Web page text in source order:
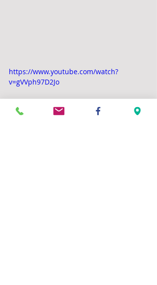
https://www.youtube.com/watch?
v=gVVph97D2Jo